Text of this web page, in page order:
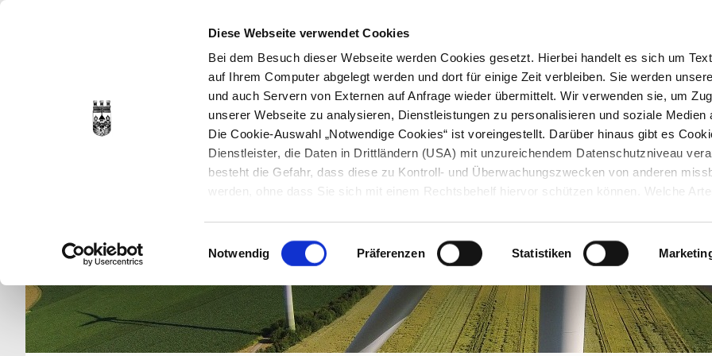
Diese Webseite verwendet Cookies
Bei dem Besuch dieser Webseite werden Cookies gesetzt. Hierbei handelt es sich um
auf Ihrem Computer abgelegt werden und dort für einige Zeit verbleiben. Sie werden
und auch Servern von Externen auf Anfrage wieder übermittelt. Wir verwenden sie, um
unserer Webseite zu analysieren, Dienstleistungen zu personalisieren und soziale Medien
Die Cookie-Auswahl „Notwendige Cookies“ ist voreingestellt. Darüber hinaus gibt es
Dienstleister, die Daten in Drittländern (USA) mit unzureichendem Datenschutzniveau
besteht die Gefahr, dass diese zu Kontroll- und Überwachungszwecken von anderen
werden, ohne dass Sie sich mit einem Rechtsbehelf hiervor schützen können. Welche
Datenschutzerklärung
entnehmen. Die von Ihnen getroffene Auswahl der gewünschten
jederzeit mit Wirkung für die Zukunft angepasst oder
werden.
Einwilligungsauswahl
Notwendig Präferenzen Statistiken
STARTSEITE